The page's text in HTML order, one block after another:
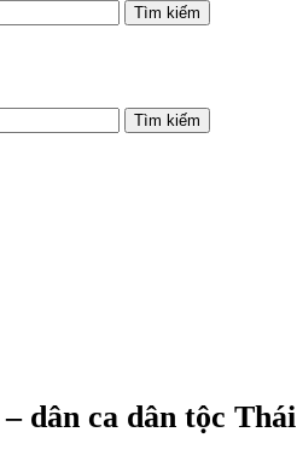
dân ca dân tộc Thái